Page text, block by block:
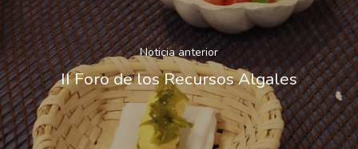
Noticia anterior
II Foro de los Recursos Algales